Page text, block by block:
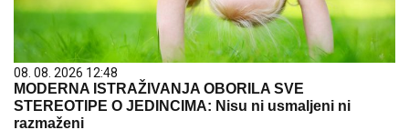
08. 08. 2026 12:48
MODERNA ISTRAŽIVANJA OBORILA SVE
STEREOTIPE O JEDINCIMA: Nisu ni usmaljeni ni
razmaženi